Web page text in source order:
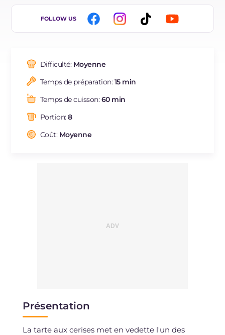
IT
BR
ES
NL
FOLLOW US
Difficulté: Moyenne
Temps de préparation:15 min
Temps de cuisson:60 min
Portion:8
Coût: Moyenne
Présentation
La tarte aux cerises met en vedette l'un des